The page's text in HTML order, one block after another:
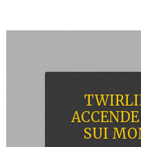
SUI